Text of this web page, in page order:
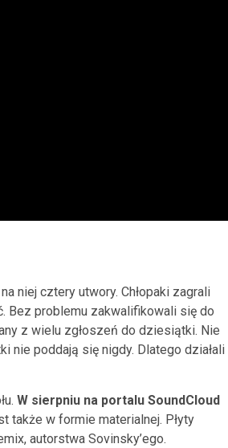
niej cztery utwory. Chłopaki zagrali
Bez problemu zakwalifikowali się do
z wielu zgłoszeń do dziesiątki. Nie
nie poddają się nigdy. Dlatego działali
W sierpniu na portalu SoundCloud
także w formie materialnej. Płyty
autorstwa Sovinsky’ego.